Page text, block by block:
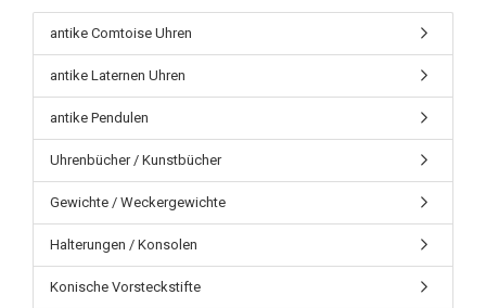
antike Comtoise Uhren
antike Laternen Uhren
antike Pendulen
Uhrenbücher / Kunstbücher
Gewichte / Weckergewichte
Halterungen / Konsolen
Konische Vorsteckstifte